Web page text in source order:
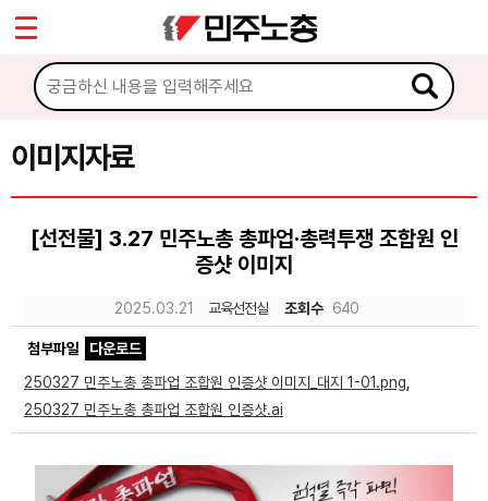
이미지자료
[선전물] 3.27 민주노총 총파업·총력투쟁 조합원 인
증샷 이미지
2025.03.21 교육선전실 조회수 640
첨부파일
다운로드
250327 민주노총 총파업 조합원 인증샷 이미지_대지 1-01.png
250327 민주노총 총파업 조합원 인증샷.ai
마이페이지
소개
소식
문서자료
이미지자료
미디어자료
Sketchbook5, 스케치북5
Sketchbook5, 스케치북5